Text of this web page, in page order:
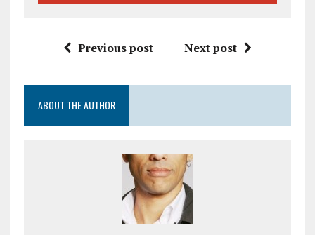
Previous post Next post
ABOUT THE AUTHOR